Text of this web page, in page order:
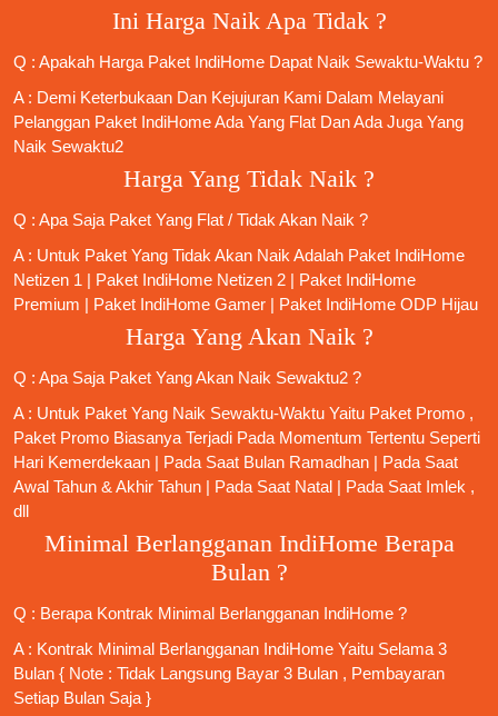
Ini Harga Naik Apa Tidak ?
Q : Apakah Harga Paket IndiHome Dapat Naik Sewaktu-Waktu ?
A : Demi Keterbukaan Dan Kejujuran Kami Dalam Melayani
Pelanggan Paket IndiHome Ada Yang Flat Dan Ada Juga Yang
Naik Sewaktu2
Harga Yang Tidak Naik ?
Q : Apa Saja Paket Yang Flat / Tidak Akan Naik ?
A : Untuk Paket Yang Tidak Akan Naik Adalah Paket IndiHome
Netizen 1 | Paket IndiHome Netizen 2 | Paket IndiHome
Premium | Paket IndiHome Gamer | Paket IndiHome ODP Hijau
Harga Yang Akan Naik ?
Q : Apa Saja Paket Yang Akan Naik Sewaktu2 ?
A : Untuk Paket Yang Naik Sewaktu-Waktu Yaitu Paket Promo ,
Paket Promo Biasanya Terjadi Pada Momentum Tertentu Seperti
Hari Kemerdekaan | Pada Saat Bulan Ramadhan | Pada Saat
Awal Tahun & Akhir Tahun | Pada Saat Natal | Pada Saat Imlek ,
dll
Minimal Berlangganan IndiHome Berapa
Bulan ?
Q : Berapa Kontrak Minimal Berlangganan IndiHome ?
A : Kontrak Minimal Berlangganan IndiHome Yaitu Selama 3
Bulan { Note : Tidak Langsung Bayar 3 Bulan , Pembayaran
Setiap Bulan Saja }